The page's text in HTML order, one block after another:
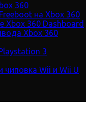
360
на Xbox 360
Xbox 360 Dashboard
Xbox 360
3
чиповка Wii и Wii U